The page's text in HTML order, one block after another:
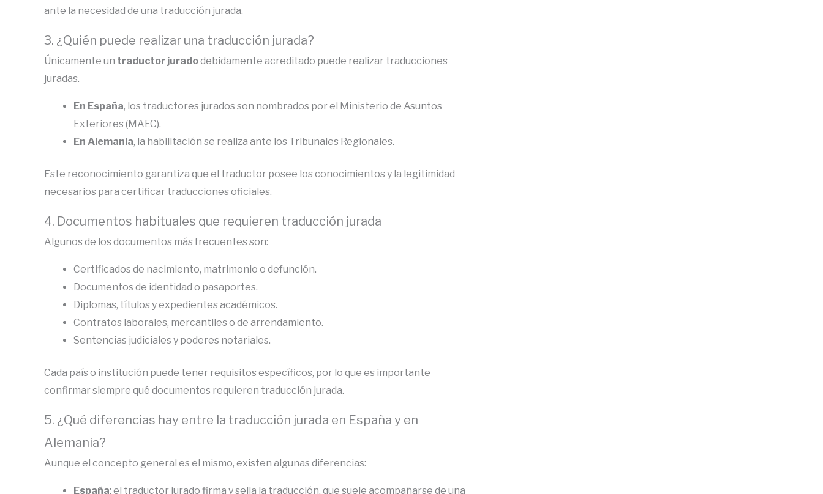
ante la necesidad de una traducción jurada.
3. ¿Quién puede realizar una traducción jurada?
Únicamente un traductor juradodebidamente acreditado puede realizar traducciones
juradas.
En España, los traductores jurados son nombrados por el Ministerio de Asuntos
Exteriores (MAEC).
En Alemania, la habilitación se realiza ante los Tribunales Regionales.
Este reconocimiento garantiza que el traductor posee los conocimientos y la legitimidad
necesarios para certificar traducciones oficiales.
4. Documentos habituales que requieren traducción jurada
Algunos de los documentos más frecuentes son:
Certificados de nacimiento, matrimonio o defunción.
Documentos de identidad o pasaportes.
Diplomas, títulos y expedientes académicos.
Contratos laborales, mercantiles o de arrendamiento.
Sentencias judiciales y poderes notariales.
Cada país o institución puede tener requisitos específicos, por lo que es importante
confirmar siempre qué documentos requieren traducción jurada.
5. ¿Qué diferencias hay entre la traducción jurada en España y en
Alemania?
Aunque el concepto general es el mismo, existen algunas diferencias:
España: el traductor jurado firma y sella la traducción, que suele acompañarse de una